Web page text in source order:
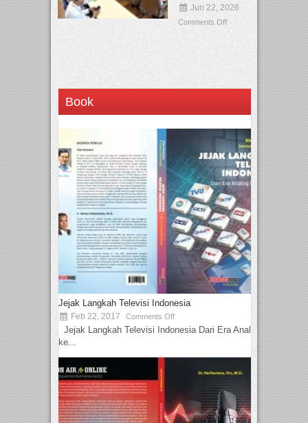
Jun 22, 2026
Comments Off
Book
Jejak Langkah Televisi Indonesia
Feb 22, 2017 Comments Off
Jejak Langkah Televisi Indonesia Dari Era Analog
ke...